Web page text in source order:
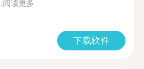
阅读更多
下载软件